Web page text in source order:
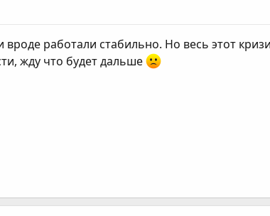
вроде работали стабильно. Но весь этот
жду что будет дальше